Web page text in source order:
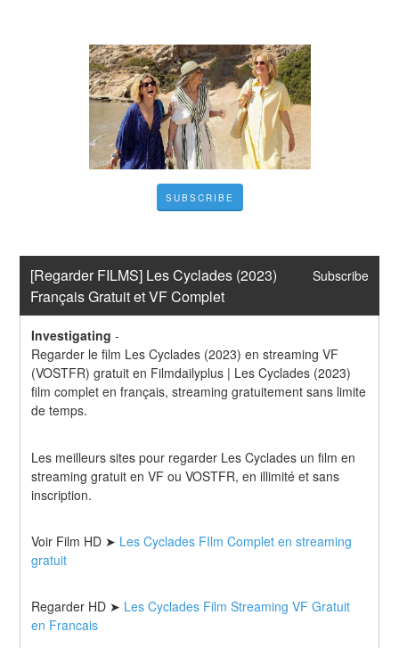
SUBSCRIBE
[Regarder FILMS] Les Cyclades (2023)
Français Gratuit et VF Complet
Subscribe
Investigating -
Regarder le film Les Cyclades (2023) en streaming VF
(VOSTFR) gratuit en Filmdailyplus | Les Cyclades (2023)
film complet en français, streaming gratuitement sans limite
de temps.
Les meilleurs sites pour regarder Les Cyclades un film en
streaming gratuit en VF ou VOSTFR, en illimité et sans
inscription.
Voir Film HD ➤ Les Cyclades FIlm Complet en streaming
gratuit
Regarder HD ➤ Les Cyclades Film Streaming VF Gratuit
en Francais